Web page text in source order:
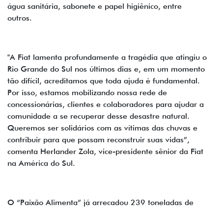
água sanitária, sabonete e papel higiênico, entre
outros.
"A Fiat lamenta profundamente a tragédia que atingiu o
Rio Grande do Sul nos últimos dias e, em um momento
tão difícil, acreditamos que toda ajuda é fundamental.
Por isso, estamos mobilizando nossa rede de
concessionárias, clientes e colaboradores para ajudar a
comunidade a se recuperar desse desastre natural.
Queremos ser solidários com as vítimas das chuvas e
contribuir para que possam reconstruir suas vidas”,
comenta Herlander Zola, vice-presidente sênior da Fiat
na América do Sul.
O “Paixão Alimenta” já arrecadou 239 toneladas de